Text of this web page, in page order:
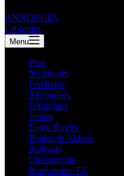
ANNONCES
s'abonner
Menu
Pros
Nationales
Fédérales
Régionales
Féminines
Jeunes
Esprit Rugby
Photos & Vidéos
Podcasts
Classements
Programme TV